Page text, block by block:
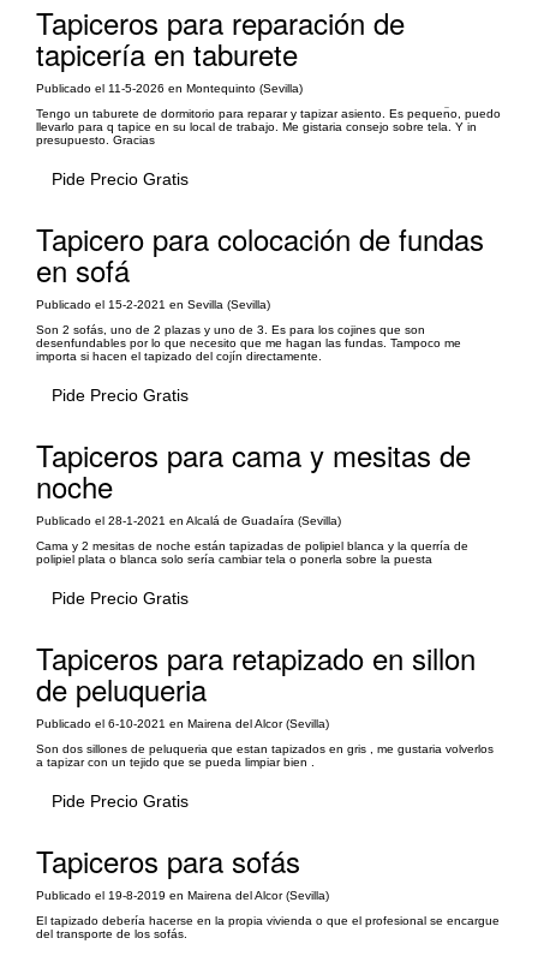
Tapiceros para reparación de
tapicería en taburete
Publicado el 11-5-2026 en Montequinto (Sevilla)
Tengo un taburete de dormitorio para reparar y tapizar asiento. Es pequen̈o, puedo
llevarlo para q tapice en su local de trabajo. Me gistaria consejo sobre tela. Y in
presupuesto. Gracias
Pide Precio Gratis
Tapicero para colocación de fundas
en sofá
Publicado el 15-2-2021 en Sevilla (Sevilla)
Son 2 sofás, uno de 2 plazas y uno de 3. Es para los cojines que son
desenfundables por lo que necesito que me hagan las fundas. Tampoco me
importa si hacen el tapizado del cojín directamente.
Pide Precio Gratis
Tapiceros para cama y mesitas de
noche
Publicado el 28-1-2021 en Alcalá de Guadaíra (Sevilla)
Cama y 2 mesitas de noche están tapizadas de polipiel blanca y la querría de
polipiel plata o blanca solo sería cambiar tela o ponerla sobre la puesta
Pide Precio Gratis
Tapiceros para retapizado en sillon
de peluqueria
Publicado el 6-10-2021 en Mairena del Alcor (Sevilla)
Son dos sillones de peluqueria que estan tapizados en gris , me gustaria volverlos
a tapizar con un tejido que se pueda limpiar bien .
Pide Precio Gratis
Tapiceros para sofás
Publicado el 19-8-2019 en Mairena del Alcor (Sevilla)
El tapizado debería hacerse en la propia vivienda o que el profesional se encargue
del transporte de los sofás.